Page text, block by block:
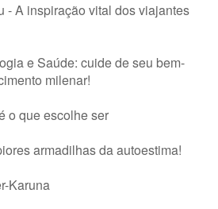
- A inspiração vital dos viajantes
e Saúde: cuide de seu bem-
milenar!
o que escolhe ser
armadilhas da autoestima!
Karuna